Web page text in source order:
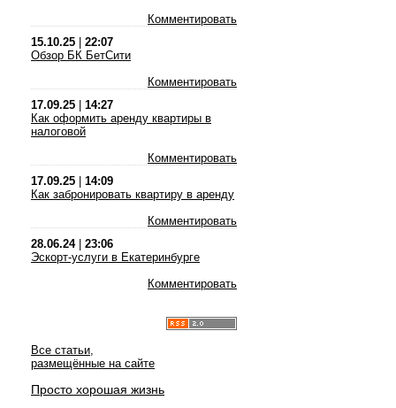
Комментировать
15.10.25
22:07
Обзор БК БетСити
Комментировать
17.09.25
14:27
Как оформить аренду квартиры в
налоговой
Комментировать
17.09.25
14:09
Как забронировать квартиру в аренду
Комментировать
28.06.24| 23:06
Эскорт-услуги в Екатеринбурге
Комментировать
Все статьи,
размещённые на сайте
Просто хорошая жизнь